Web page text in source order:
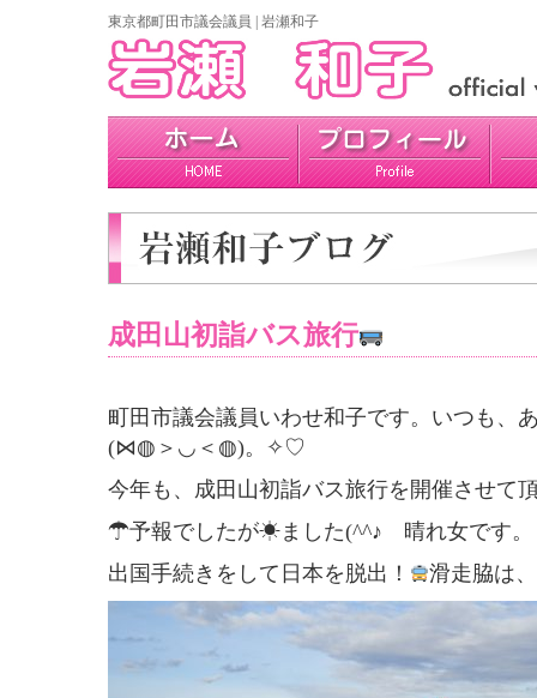
東京都町田市議会議員 | 岩瀬和子
プロフィール 政策 活動報告
成田山初詣バス旅行
町田市議会議員いわせ和子です。いつも、
(⋈◍＞◡＜◍)。✧♡
今年も、成田山初詣バス旅行を開催させて
☂予報でしたが☀ました(^^♪ 晴れ女です。
出国手続きをして日本を脱出！
滑走脇は